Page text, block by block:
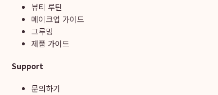
뷰티 루틴
메이크업 가이드
그루밍
제품 가이드
Support
문의하기